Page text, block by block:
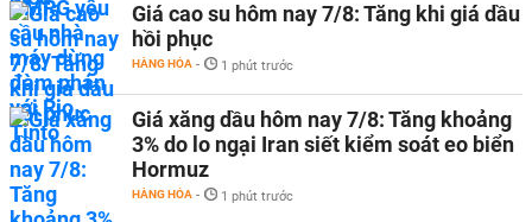
Giá cao su hôm nay 7/8: Tăng khi giá dầu
hồi phục
HÀNG HÓA - 1 phút trước
Giá xăng dầu hôm nay 7/8: Tăng khoảng
3% do lo ngại Iran siết kiểm soát eo biển
Hormuz
HÀNG HÓA - 1 phút trước